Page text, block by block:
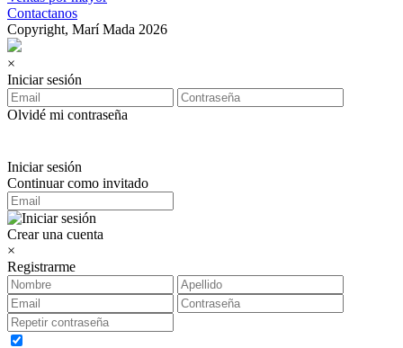
Contactanos
Copyright, Marí Mada 2026
×
Iniciar sesión
Olvidé mi contraseña
Iniciar sesión
Continuar como invitado
Crear una cuenta
×
Registrarme